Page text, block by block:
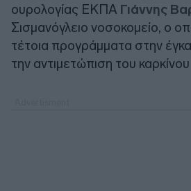
ουρολογίας ΕΚΠΑ Γιάννης
Σισμανόγλειο νοσοκομείο, ο
τέτοια προγράμματα στην
την αντιμετώπιση του